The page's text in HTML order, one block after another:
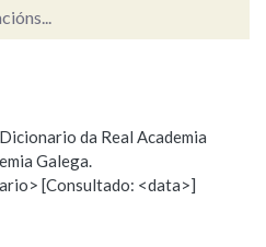
LIMPAR BUSCA
un erro na palabra
da Real Academia
Galega.
[Consultado: <data>]